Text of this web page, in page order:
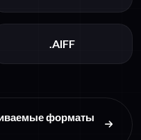
.AIFF
форматы